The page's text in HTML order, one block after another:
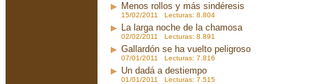
Menos rollos y más sindéresis
15/02/2011 Lecturas: 8.804
La larga noche de la chamosa
02/02/2011 Lecturas: 8.891
Gallardón se ha vuelto peligroso
07/01/2011 Lecturas: 7.816
Un dadá a destiempo
01/01/2011 Lecturas: 7.515